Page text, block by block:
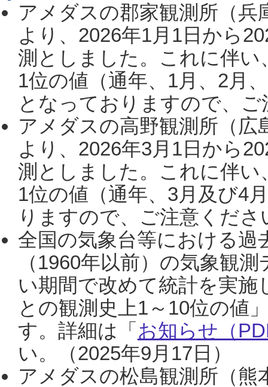
アメダスの郡家観測所（
より、2026年1月1日から
測としました。これに伴い
1位の値（通年、1月、2月
となっておりますので、
アメダスの高野観測所（
より、2026年3月1日から
測としました。これに伴い
1位の値（通年、3月及び4
りますので、ご注意くだ
全国の気象台等における過
（1960年以前）の気象観
い期間で改めて統計を実
との観測史上1～10位の値
す。詳細は「 お知らせ（
い。（2025年9月17日）
アメダスの松島観測所（熊